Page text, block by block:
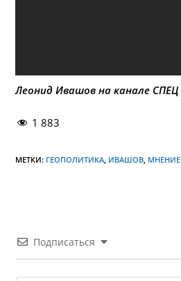
Леонид Ивашов на канале СПЕЦ
1 883
МЕТКИ: ГЕОПОЛИТИКА, ИВАШОВ, МНЕНИЕ
Подписаться